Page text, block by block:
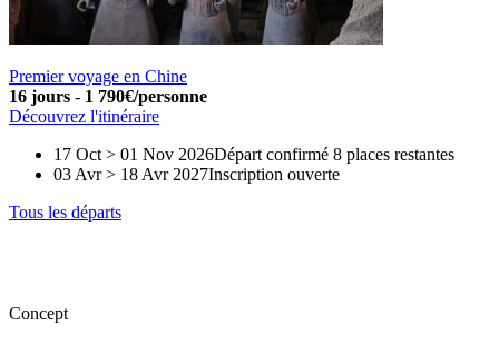
Premier voyage en Chine
16 jours - 1 790€/personne
Découvrez l'itinéraire
17 Oct > 01 Nov 2026Départ confirmé 8 places restantes
03 Avr > 18 Avr 2027Inscription ouverte
Tous les départs
Concept